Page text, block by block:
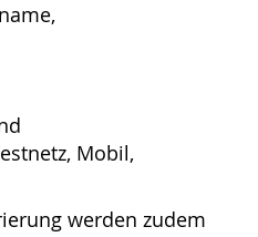
Mobil,
werden zudem